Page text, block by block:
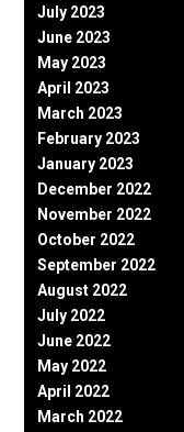
July 2023
June 2023
May 2023
April 2023
March 2023
February 2023
January 2023
December 2022
November 2022
October 2022
September 2022
August 2022
July 2022
June 2022
May 2022
April 2022
March 2022